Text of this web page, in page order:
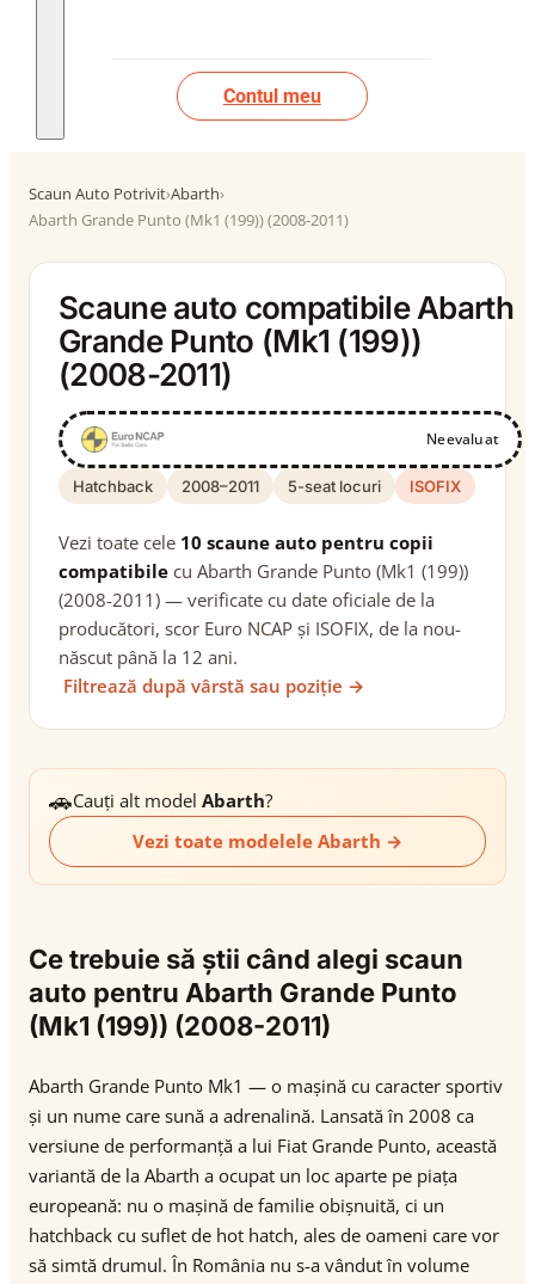
Contul meu
Scaun Auto Potrivit›Abarth›
Abarth Grande Punto (Mk1 (199)) (2008-2011)
Scaune auto compatibile Abarth
Grande Punto (Mk1 (199))
(2008-2011)
Neevaluat
Hatchback 2008–2011 5-seat locuri ISOFIX
Vezi toate cele 10 scaune auto pentru copii
compatibile cu Abarth Grande Punto (Mk1 (199))
(2008-2011) — verificate cu date oficiale de la
producători, scor Euro NCAP și ISOFIX, de la nou-
născut până la 12 ani.
Filtrează după vârstă sau poziție →
🚗Cauți alt model Abarth?
Vezi toate modelele Abarth →
Ce trebuie să știi când alegi scaun
auto pentru Abarth Grande Punto
(Mk1 (199)) (2008-2011)
Abarth Grande Punto Mk1 — o mașină cu caracter sportiv
și un nume care sună a adrenalină. Lansată în 2008 ca
versiune de performanță a lui Fiat Grande Punto, această
variantă de la Abarth a ocupat un loc aparte pe piața
europeană: nu o mașină de familie obișnuită, ci un
hatchback cu suflet de hot hatch, ales de oameni care vor
să simtă drumul. În România nu s-a vândut în volume